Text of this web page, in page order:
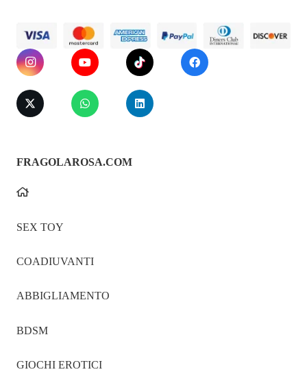
FRAGOLAROSA.COM
SEX TOY
COADIUVANTI
ABBIGLIAMENTO
BDSM
GIOCHI EROTICI